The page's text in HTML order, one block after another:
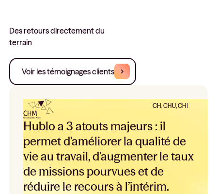
Des retours directement du
terrain
Voir les témoignages clients
CH, CHU, CHI
Hublo a 3 atouts majeurs : il
permet d’améliorer la qualité de
vie au travail, d’augmenter le taux
de missions pourvues et de
réduire le recours à l’intérim.